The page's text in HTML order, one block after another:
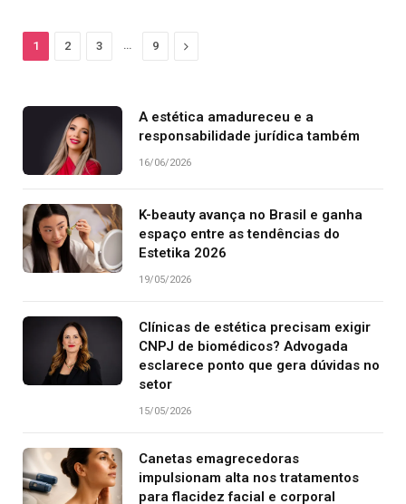
1 2 3 … 9 Next
A estética amadureceu e a
responsabilidade jurídica também
16/06/2026
K-beauty avança no Brasil e ganha
espaço entre as tendências do
Estetika 2026
19/05/2026
Clínicas de estética precisam exigir
CNPJ de biomédicos? Advogada
esclarece ponto que gera dúvidas no
setor
15/05/2026
Canetas emagrecedoras
impulsionam alta nos tratamentos
para flacidez facial e corporal